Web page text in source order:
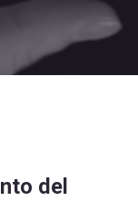
del